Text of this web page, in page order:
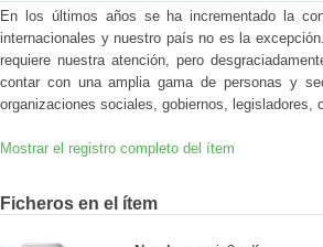
En los últimos años se ha incrementado la
internacionales y nuestro país no es la
requiere nuestra atención, pero
contar con una amplia gama de personas y
organizaciones sociales, gobiernos,
Mostrar el registro completo del ítem
Ficheros en el ítem